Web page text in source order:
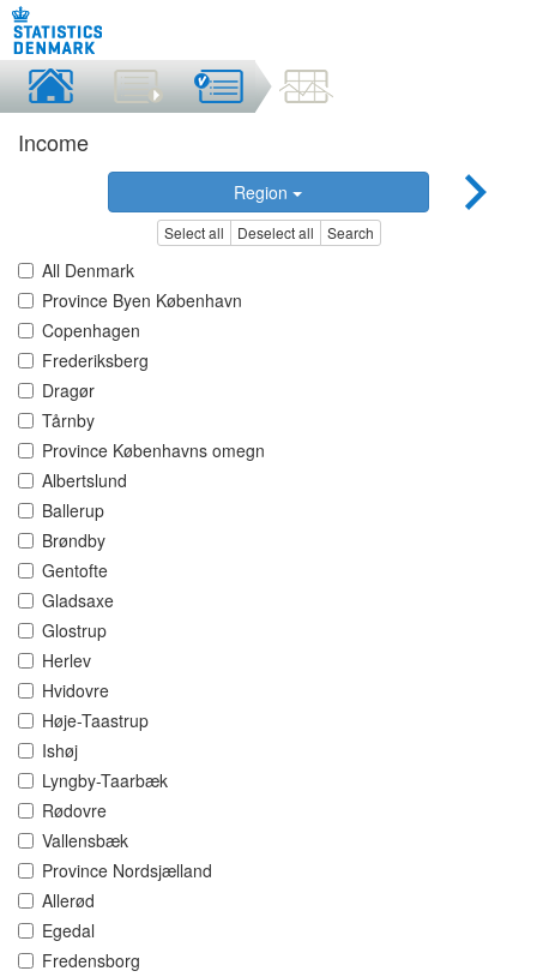
Income
Region
Select all Deselect all Search
All Denmark
Province Byen København
Copenhagen
Frederiksberg
Dragør
Tårnby
Province Københavns omegn
Albertslund
Ballerup
Brøndby
Gentofte
Gladsaxe
Glostrup
Herlev
Hvidovre
Høje-Taastrup
Ishøj
Lyngby-Taarbæk
Rødovre
Vallensbæk
Province Nordsjælland
Allerød
Egedal
Fredensborg